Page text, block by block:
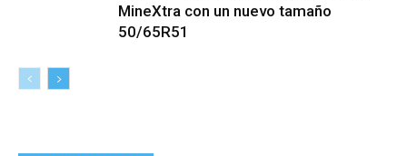
MineXtra con un nuevo tamaño
50/65R51